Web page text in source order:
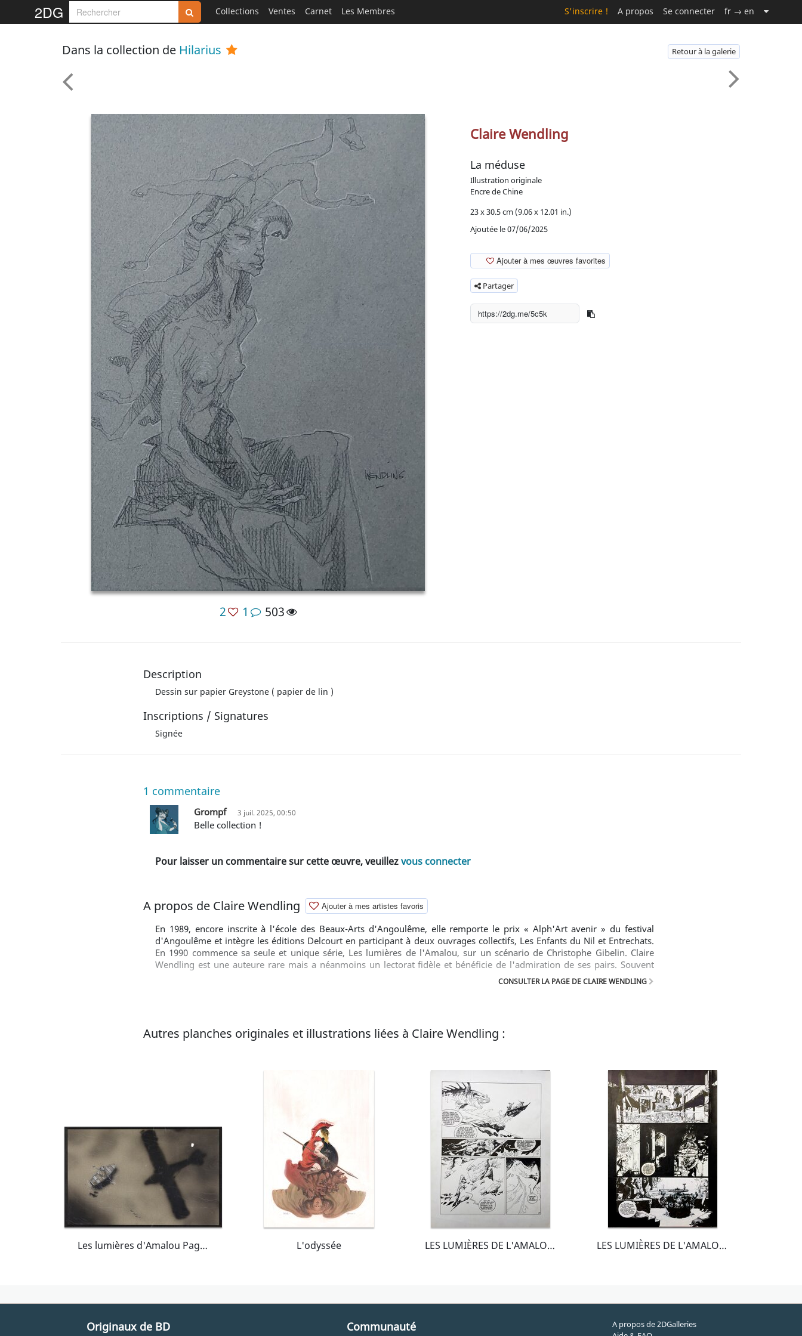
2DG Collections Ventes Carnet Les Membres S'inscrire ! A propos Se connecter fr → en
Dans la collection de Hilarius Retour à la galerie
2 1 503
Claire Wendling
La méduse
Illustration originale
Encre de Chine
23 x 30.5 cm (9.06 x 12.01 in.)
Ajoutée le 07/06/2025
Ajouter à mes œuvres favorites
Partager
Description
Dessin sur papier Greystone ( papier de lin )
Inscriptions / Signatures
Signée
1 commentaire
Grompf 3 juil. 2025, 00:50
Belle collection !
Pour laisser un commentaire sur cette œuvre, veuillezvous connecter
A propos de Claire Wendling Ajouter à mes artistes favoris
En 1989, encore inscrite à l'école des Beaux-Arts d'Angoulême, elle remporte le prix « Alph'Art avenir » du festival
d'Angoulême et intègre les éditions Delcourt en participant à deux ouvrages collectifs, Les Enfants du Nil et Entrechats.
En 1990 commence sa seule et unique série, Les lumières de l'Amalou, sur un scénario de Christophe Gibelin. Claire
Wendling est une auteure rare mais a néanmoins un lectorat fidèle et bénéficie de l'admiration de ses pairs. Souvent
comparée à Régis Loisel, Claire Wendling est peut-être plus proche d'auteurs anglo-saxons tels que Jeffrey Catherine
CONSULTER LA PAGE DE CLAIRE WENDLING
Autres planches originales et illustrations liées à Claire Wendling :
Les lumières d'Amalou Page de garde L'odyssée LES LUMIÈRES DE L'AMALOU T4 - pl. 35 LES LUMIÈRES DE L'AMALOU T4 - planche 18
Originaux de BD Communauté
A propos de 2DGalleries